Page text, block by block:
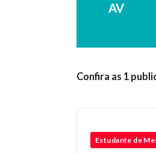
AV
Confira as 1
Estudante de